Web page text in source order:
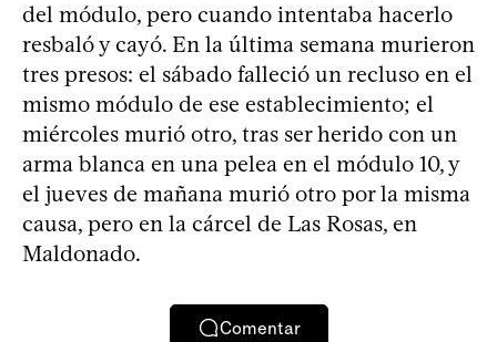
del módulo, pero cuando intentaba hacerlo
resbaló y cayó. En la última semana murieron
tres presos: el sábado falleció un recluso en el
mismo módulo de ese establecimiento; el
miércoles murió otro, tras ser herido con un
arma blanca en una pelea en el módulo 10, y
el jueves de mañana murió otro por la misma
causa, pero en la cárcel de Las Rosas, en
Maldonado.
Comentar